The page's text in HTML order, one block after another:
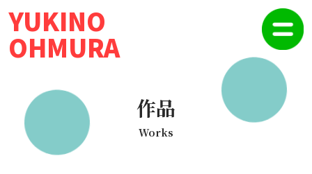
YUKINO
OHMURA
作品
Works